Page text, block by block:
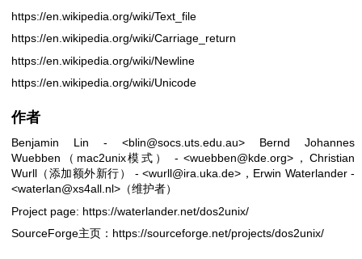
https://en.wikipedia.org/wiki/Text_file
https://en.wikipedia.org/wiki/Carriage_return
https://en.wikipedia.org/wiki/Newline
https://en.wikipedia.org/wiki/Unicode
作者
Benjamin Lin - <blin@socs.uts.edu.au> Bernd Johannes
Wuebben（mac2unix模式） - <wuebben@kde.org>，Christian
Wurll（添加额外新行） - <wurll@ira.uka.de>，Erwin Waterlander -
<waterlan@xs4all.nl>（维护者）
Project page: https://waterlander.net/dos2unix/
SourceForge主页： https://sourceforge.net/projects/dos2unix/